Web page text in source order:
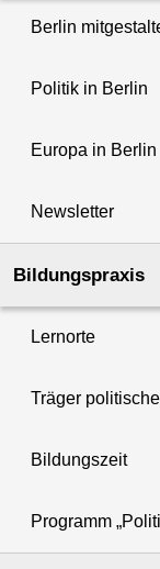
Berlin
Politik in Berlin
Europa in Berlin
Newsletter
Bildungspraxis
Lernorte
Träger
Bildungszeit
Programm